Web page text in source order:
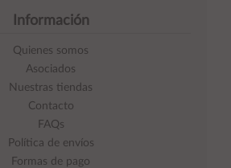
Información
Quienes somos
Asociados
Nuestras tiendas
Contacto
FAQs
Política de envíos
Formas de pago